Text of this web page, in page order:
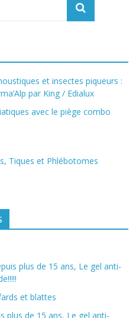
et insectes piqueurs :
par King / Edialux
avec le piège combo
Tiques et Phlébotomes
plus de 15 ans, Le gel anti-
et blattes
plus de 15 ans, Le gel anti-